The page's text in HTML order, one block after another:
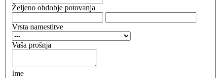
Željeno obdobje potovanja
Vrsta namestitve
Vaša prošnja
Ime